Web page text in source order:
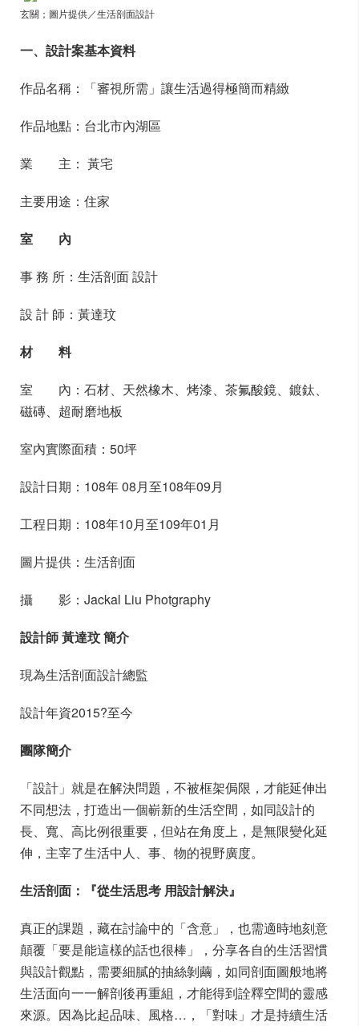
玄關；圖片提供／生活剖面設計
一、設計案基本資料
作品名稱：「審視所需」讓生活過得極簡而精緻
作品地點：台北市內湖區
業 主： 黃宅
主要用途：住家
室 內
事 務 所：生活剖面 設計
設 計 師：黃達玟
材 料
室 內：石材、天然橡木、烤漆、茶氟酸鏡、鍍鈦、
磁磚、超耐磨地板
室內實際面積：50坪
設計日期：108年 08月至108年09月
工程日期：108年10月至109年01月
圖片提供：生活剖面
攝 影：Jackal Liu Photgraphy
設計師 黃達玟 簡介
現為生活剖面設計總監
設計年資2015?至今
團隊簡介
「設計」就是在解決問題，不被框架侷限，才能延伸出
不同想法，打造出一個嶄新的生活空間，如同設計的
長、寬、高比例很重要，但站在角度上，是無限變化延
伸，主宰了生活中人、事、物的視野廣度。
生活剖面：『從生活思考 用設計解決』
真正的課題，藏在討論中的「含意」，也需適時地刻意
顛覆「要是能這樣的話也很棒」，分享各自的生活習慣
與設計觀點，需要細膩的抽絲剝繭，如同剖面圖般地將
生活面向一一解剖後再重組，才能得到詮釋空間的靈感
來源。因為比起品味、風格…，「對味」才是持續生活